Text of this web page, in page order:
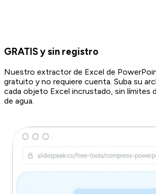
GRATIS y sin registro
Nuestro extractor de Excel de
gratuito y no requiere cuenta. Suba su
cada objeto Excel incrustado, sin límites
de agua.